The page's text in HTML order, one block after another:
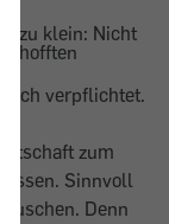
zu klein: Nicht
verpflichtet.
zum
Sinnvoll
Denn